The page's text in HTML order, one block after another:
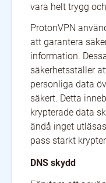
vara helt trygg
ProtonVPN
att garantera
information.
säkerhetsställer
personliga data
säkert. Detta
krypterade data
ändå inget
pass starkt
DNS skydd